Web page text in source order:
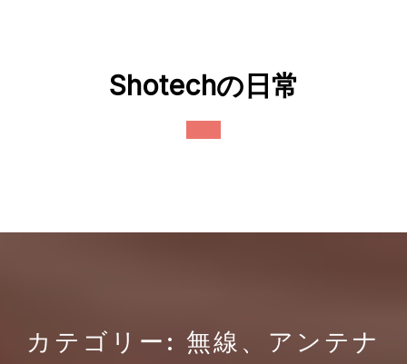
Shotechの日常
カテゴリー: 無線、アンテナ